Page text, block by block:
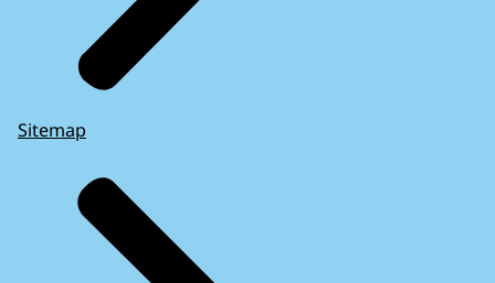
Sitemap